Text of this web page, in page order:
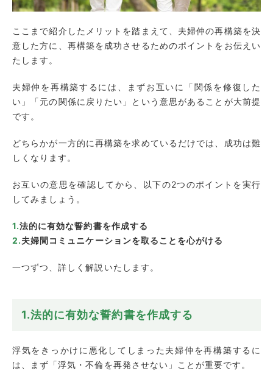
ここまで紹介したメリットを踏まえて、夫婦仲の再構築を決
意した方に、再構築を成功させるためのポイントをお伝えい
たします。
夫婦仲を再構築するには、まずお互いに「関係を修復した
い」「元の関係に戻りたい」という意思があることが大前提
です。
どちらかが一方的に再構築を求めているだけでは、成功は難
しくなります。
お互いの意思を確認してから、以下の2つのポイントを実行
してみましょう。
法的に有効な誓約書を作成する
夫婦間コミュニケーションを取ることを心がける
一つずつ、詳しく解説いたします。
1.法的に有効な誓約書を作成する
浮気をきっかけに悪化してしまった夫婦仲を再構築するに
は、まず「浮気・不倫を再発させない」ことが重要です。